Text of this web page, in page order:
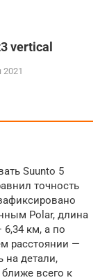
vertical
2021
Suunto 5
точность
Polar, длина
6,34 км, а по
расстоянии —
на детали,
всего к